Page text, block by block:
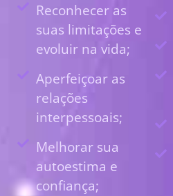
Reconhecer as
suas limitações e
evoluir na vida;
Aperfeiçoar as
relações
interpessoais;
Melhorar sua
autoestima e
confiança;